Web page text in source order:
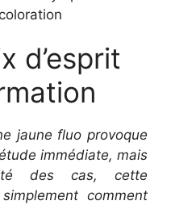
d’esprit
jaune fluo provoque
immédiate, mais
des cas, cette
comment